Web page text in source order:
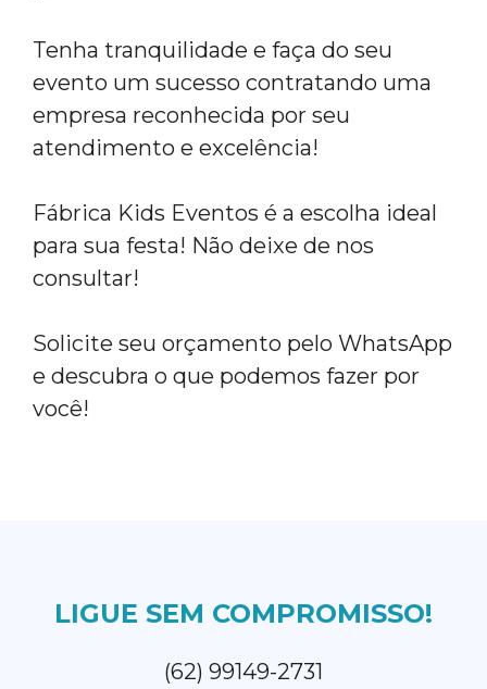
Tenha tranquilidade e faça do seu
evento um sucesso contratando uma
empresa reconhecida por seu
atendimento e excelência!
Fábrica Kids Eventos é a escolha ideal
para sua festa! Não deixe de nos
consultar!
Solicite seu orçamento pelo WhatsApp
e descubra o que podemos fazer por
você!
LIGUE SEM COMPROMISSO!
(62) 99149-2731